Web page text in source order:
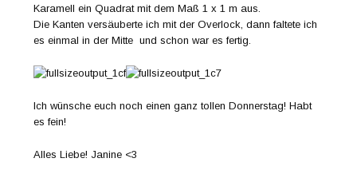
Karamell ein Quadrat mit dem Maß 1 x 1 m aus.
Die Kanten versäuberte ich mit der Overlock, dann faltete ich
es einmal in der Mitte und schon war es fertig.
Ich wünsche euch noch einen ganz tollen Donnerstag! Habt
es fein!
Alles Liebe! Janine <3